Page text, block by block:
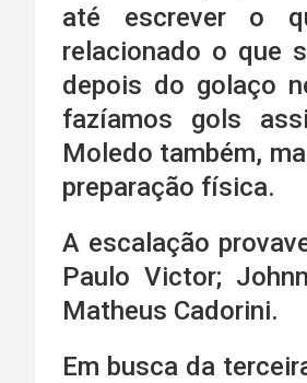
até escrever o
relacionado o que
depois do golaço
fazíamos gols
Moledo também,
preparação física.
A escalação
Paulo Victor;
Matheus Cadorini.
Em busca da